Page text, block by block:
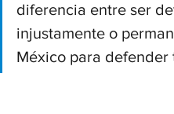
diferencia entre ser
injustamente o
México para defender